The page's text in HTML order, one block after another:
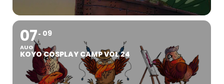
07
AUG
09
KOYO COSPLAY CAMP VOL 24